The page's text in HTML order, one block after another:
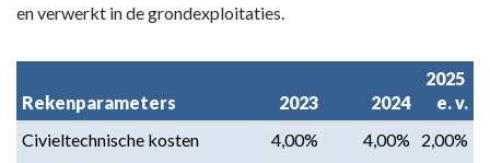
Rekenparameters
en verwerkt in de grondexploitaties.
Rekenparameters 2023 2024
2025
e. v.
Civieltechnische kosten
4,00% 4,00%
2,00%